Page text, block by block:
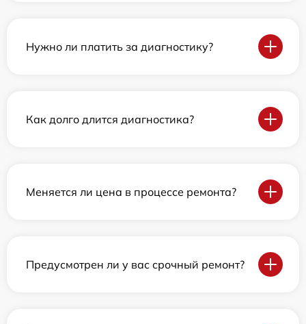
Нужно ли платить за диагностику?
Как долго длится диагностика?
Меняется ли цена в процессе ремонта?
Предусмотрен ли у вас срочный ремонт?